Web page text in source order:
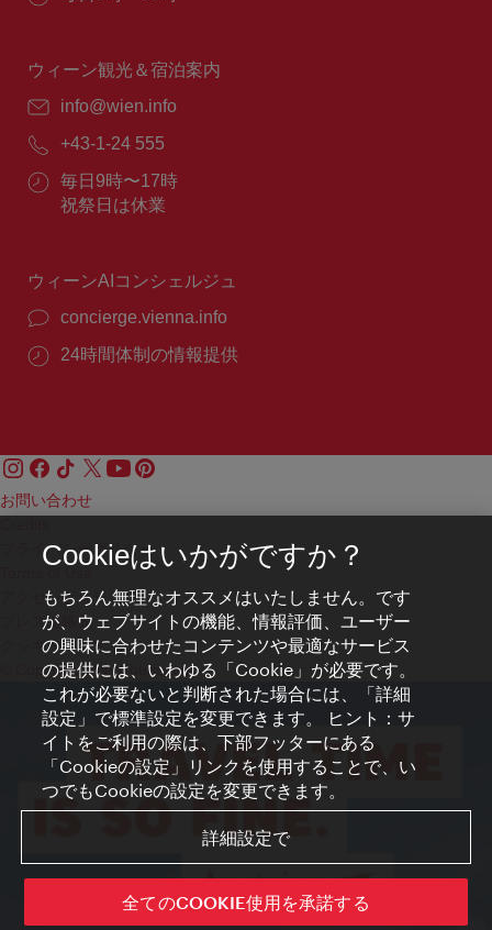
間：
ウィーン観光＆宿泊案内
E
ー
ル：
info@wien.info
電
番
号：
+43-1-24 555
営
業
毎日9時〜17時
祝祭日は休業
ウィーンAIコンシェルジュ
concierge.vienna.info
24時間体制の情報提供
お問い合わせ
プライバシーポリシー
アクセシビリティ
プレス連絡先
クッキーの設定
© Copyright WienTourismus
Cookieはいかがですか？
もちろん無理なオススメはいたしません。です
が、ウェブサイトの機能、情報評価、ユーザー
の興味に合わせたコンテンツや最適なサービス
の提供には、いわゆる「Cookie」が必要です。
これが必要ないと判断された場合には、「詳細
設定」で標準設定を変更できます。 ヒント：サ
イトをご利用の際は、下部フッターにある
「Cookieの設定」リンクを使用することで、い
つでもCookieの設定を変更できます。
詳細設定で
全てのCOOKIE使用を承諾する